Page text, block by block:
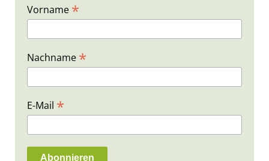
Vorname *
Nachname *
E-Mail *